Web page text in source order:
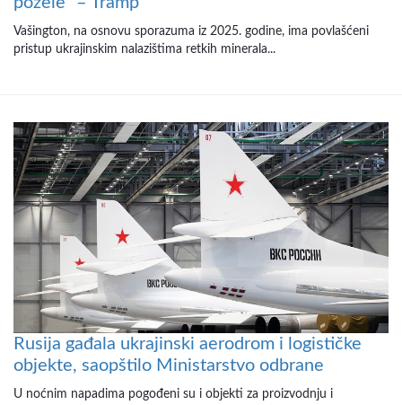
Vašington, na osnovu sporazuma iz 2025. godine, ima povlašćeni
pristup ukrajinskim nalazištima retkih minerala...
Rusija gađala ukrajinski aerodrom i logističke
objekte, saopštilo Ministarstvo odbrane
U noćnim napadima pogođeni su i objekti za proizvodnju i